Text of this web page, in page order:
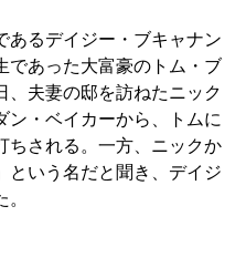
あるデイジー・ブキャナン
であった大富豪のトム・ブ
、夫妻の邸を訪ねたニック
ン・ベイカーから、トムに
ちされる。一方、ニックか
という名だと聞き、デイジ